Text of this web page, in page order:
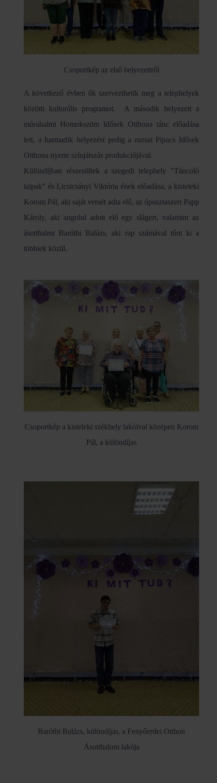
Csoportkép az első helyezettről
A következő évben ők szervezthetik meg a telephelyek
közötti kulturális programot. A második helyezett a
mórahalmi Homokszöm Idősek Otthona tánc előadása
lett, a harmadik helyezést pedig a ruzsai Pipacs Idősek
Otthona nyerte színjátszás produkciójával.
Különdíjban részesültek a szegedi telephely "Táncoló
talpak" és Licsicsányi Viktória ének előadása, a kisteleki
Korom Pál, aki saját versét adta elő, az ópusztaszeri Papp
Károly, aki angolul adott elő egy slágert, valamint az
ásotthalmi Baróthi Balázs, aki rap számával tűnt ki a
többiek közül.
Csoportkép a kisteleki székhely lakóival középen Korom
Pál, a különdíjas
Baróthi Balázs, különdíjas, a Fenyőerdei Otthon
Ásotthalom lakója